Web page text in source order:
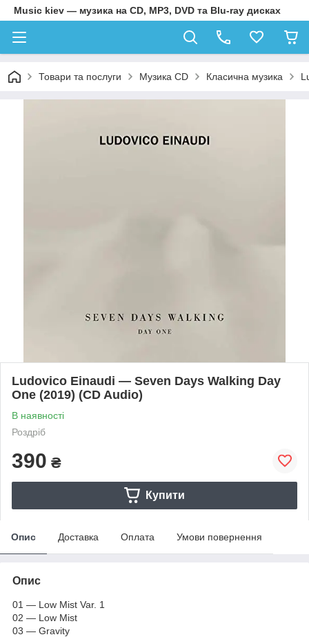
Music kiev — музика на CD, MP3, DVD та Blu-ray дисках
Товари та послуги Музика CD Класична музика
Ludovico Einaudi — Seven Days Walking Day
One (2019) (CD Audio)
В наявності
Роздріб
390 ₴
Купити
Опис Доставка Оплата Умови повернення
Опис
01 — Low Mist Var. 1
02 — Low Mist
03 — Gravity